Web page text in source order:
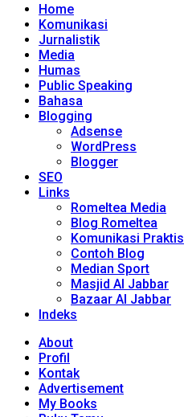
Home
Komunikasi
Jurnalistik
Media
Humas
Public Speaking
Bahasa
Blogging
Adsense
WordPress
Blogger
SEO
Links
Romeltea Media
Blog Romeltea
Komunikasi Praktis
Contoh Blog
Median Sport
Masjid Al Jabbar
Bazaar Al Jabbar
Indeks
About
Profil
Kontak
Advertisement
My Books